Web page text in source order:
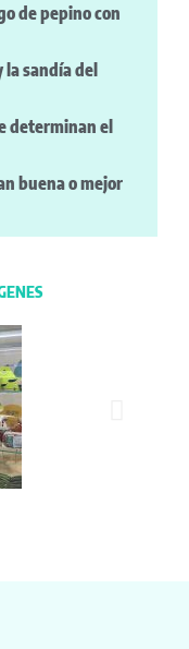
de pepino con
sandía del
determinan el
buena o mejor